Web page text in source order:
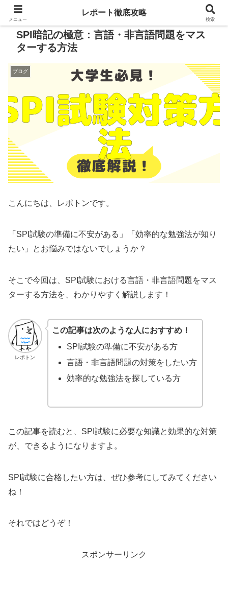
SPI暗記の極意：言語・非言語問題をマス
ターする方法
ブログ
こんにちは、レポトンです。
「SPI試験の準備に不安がある」「効率的な勉強法が知り
たい」とお悩みではないでしょうか？
そこで今回は、SPI試験における言語・非言語問題をマス
ターする方法を、わかりやすく解説します！
レポトン
この記事は次のような人におすすめ！
SPI試験の準備に不安がある方
言語・非言語問題の対策をしたい方
効率的な勉強法を探している方
この記事を読むと、SPI試験に必要な知識と効果的な対策
が、できるようになりますよ。
SPI試験に合格したい方は、ぜひ参考にしてみてください
ね！
それではどうぞ！
スポンサーリンク
メニュー
レポート徹底攻略
検索